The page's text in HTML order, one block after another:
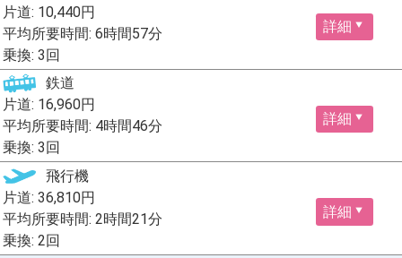
片道: 10,440円
平均所要時間: 6時間57分
乗換: 3回
詳細
鉄道
片道: 16,960円
平均所要時間: 4時間46分
乗換: 3回
詳細
飛行機
片道: 36,810円
平均所要時間: 2時間21分
乗換: 2回
詳細